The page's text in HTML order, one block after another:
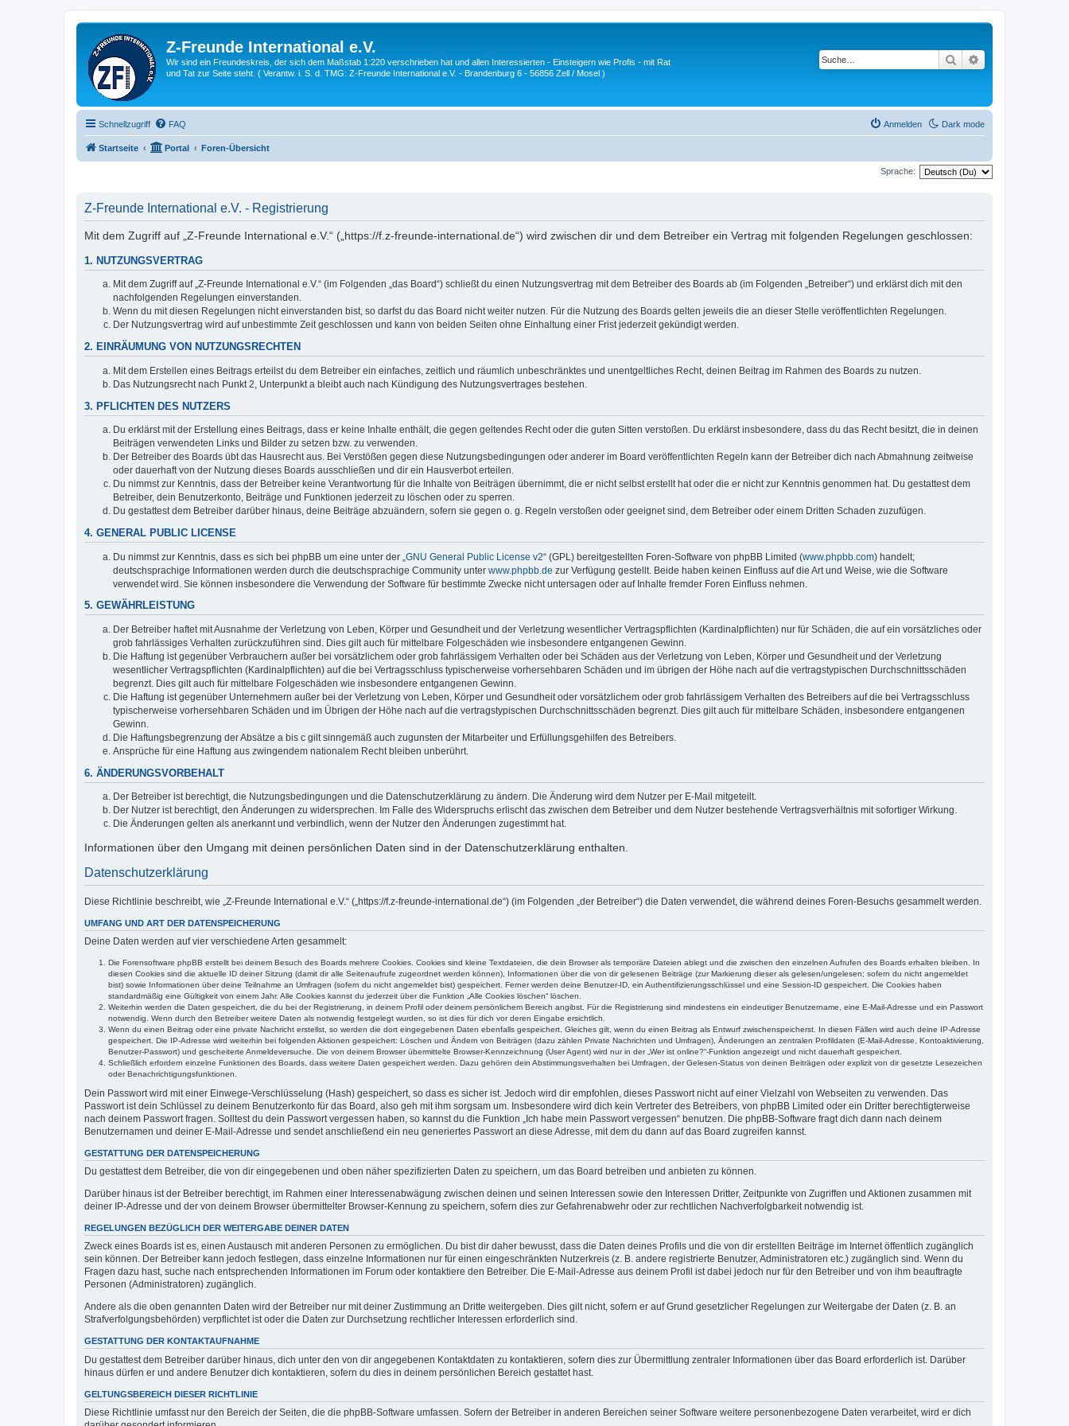
Z-Freunde International e.V.
Wir sind ein Freundeskreis, der sich dem Maßstab 1:220 verschrieben hat und allen Interessierten - Einsteigern wie Profis - mit Rat
und Tat zur Seite steht. ( Verantw. i. S. d. TMG: Z-Freunde International e.V. - Brandenburg 6 - 56856 Zell / Mosel )
Suche
Schnellzugriff Dark mode
FAQ Anmelden
Startseite Portal Foren-Übersicht
Sprache:
Z-Freunde International e.V. - Registrierung
Mit dem Zugriff auf „Z-Freunde International e.V.“ („https://f.z-freunde-international.de“) wird zwischen dir und dem Betreiber ein Vertrag mit folgenden Regelungen geschlossen:
1. NUTZUNGSVERTRAG
Mit dem Zugriff auf „Z-Freunde International e.V.“ (im Folgenden „das Board“) schließt du einen Nutzungsvertrag mit dem Betreiber des Boards ab (im Folgenden „Betreiber“) und erklärst dich mit den
nachfolgenden Regelungen einverstanden.
Wenn du mit diesen Regelungen nicht einverstanden bist, so darfst du das Board nicht weiter nutzen. Für die Nutzung des Boards gelten jeweils die an dieser Stelle veröffentlichten Regelungen.
Der Nutzungsvertrag wird auf unbestimmte Zeit geschlossen und kann von beiden Seiten ohne Einhaltung einer Frist jederzeit gekündigt werden.
2. EINRÄUMUNG VON NUTZUNGSRECHTEN
Mit dem Erstellen eines Beitrags erteilst du dem Betreiber ein einfaches, zeitlich und räumlich unbeschränktes und unentgeltliches Recht, deinen Beitrag im Rahmen des Boards zu nutzen.
Das Nutzungsrecht nach Punkt 2, Unterpunkt a bleibt auch nach Kündigung des Nutzungsvertrages bestehen.
3. PFLICHTEN DES NUTZERS
Du erklärst mit der Erstellung eines Beitrags, dass er keine Inhalte enthält, die gegen geltendes Recht oder die guten Sitten verstoßen. Du erklärst insbesondere, dass du das Recht besitzt, die in deinen
Beiträgen verwendeten Links und Bilder zu setzen bzw. zu verwenden.
Der Betreiber des Boards übt das Hausrecht aus. Bei Verstößen gegen diese Nutzungsbedingungen oder anderer im Board veröffentlichten Regeln kann der Betreiber dich nach Abmahnung zeitweise
oder dauerhaft von der Nutzung dieses Boards ausschließen und dir ein Hausverbot erteilen.
Du nimmst zur Kenntnis, dass der Betreiber keine Verantwortung für die Inhalte von Beiträgen übernimmt, die er nicht selbst erstellt hat oder die er nicht zur Kenntnis genommen hat. Du gestattest dem
Betreiber, dein Benutzerkonto, Beiträge und Funktionen jederzeit zu löschen oder zu sperren.
Du gestattest dem Betreiber darüber hinaus, deine Beiträge abzuändern, sofern sie gegen o. g. Regeln verstoßen oder geeignet sind, dem Betreiber oder einem Dritten Schaden zuzufügen.
4. GENERAL PUBLIC LICENSE
Du nimmst zur Kenntnis, dass es sich bei phpBB um eine unter der „ GNU General Public License v2“ (GPL) bereitgestellten Foren-Software von phpBB Limited (www.phpbb.com) handelt;
deutschsprachige Informationen werden durch die deutschsprachige Community unter www.phpbb.de zur Verfügung gestellt. Beide haben keinen Einfluss auf die Art und Weise, wie die Software
verwendet wird. Sie können insbesondere die Verwendung der Software für bestimmte Zwecke nicht untersagen oder auf Inhalte fremder Foren Einfluss nehmen.
5. GEWÄHRLEISTUNG
Der Betreiber haftet mit Ausnahme der Verletzung von Leben, Körper und Gesundheit und der Verletzung wesentlicher Vertragspflichten (Kardinalpflichten) nur für Schäden, die auf ein vorsätzliches oder
grob fahrlässiges Verhalten zurückzuführen sind. Dies gilt auch für mittelbare Folgeschäden wie insbesondere entgangenen Gewinn.
Die Haftung ist gegenüber Verbrauchern außer bei vorsätzlichem oder grob fahrlässigem Verhalten oder bei Schäden aus der Verletzung von Leben, Körper und Gesundheit und der Verletzung
wesentlicher Vertragspflichten (Kardinalpflichten) auf die bei Vertragsschluss typischerweise vorhersehbaren Schäden und im übrigen der Höhe nach auf die vertragstypischen Durchschnittsschäden
begrenzt. Dies gilt auch für mittelbare Folgeschäden wie insbesondere entgangenen Gewinn.
Die Haftung ist gegenüber Unternehmern außer bei der Verletzung von Leben, Körper und Gesundheit oder vorsätzlichem oder grob fahrlässigem Verhalten des Betreibers auf die bei Vertragsschluss
typischerweise vorhersehbaren Schäden und im Übrigen der Höhe nach auf die vertragstypischen Durchschnittsschäden begrenzt. Dies gilt auch für mittelbare Schäden, insbesondere entgangenen
Gewinn.
Die Haftungsbegrenzung der Absätze a bis c gilt sinngemäß auch zugunsten der Mitarbeiter und Erfüllungsgehilfen des Betreibers.
Ansprüche für eine Haftung aus zwingendem nationalem Recht bleiben unberührt.
6. ÄNDERUNGSVORBEHALT
Der Betreiber ist berechtigt, die Nutzungsbedingungen und die Datenschutzerklärung zu ändern. Die Änderung wird dem Nutzer per E-Mail mitgeteilt.
Der Nutzer ist berechtigt, den Änderungen zu widersprechen. Im Falle des Widerspruchs erlischt das zwischen dem Betreiber und dem Nutzer bestehende Vertragsverhältnis mit sofortiger Wirkung.
Die Änderungen gelten als anerkannt und verbindlich, wenn der Nutzer den Änderungen zugestimmt hat.
Informationen über den Umgang mit deinen persönlichen Daten sind in der Datenschutzerklärung enthalten.
Datenschutzerklärung
Diese Richtlinie beschreibt, wie „Z-Freunde International e.V.“ („https://f.z-freunde-international.de“) (im Folgenden „der Betreiber“) die Daten verwendet, die während deines Foren-Besuchs gesammelt werden.
UMFANG UND ART DER DATENSPEICHERUNG
Deine Daten werden auf vier verschiedene Arten gesammelt:
Die Forensoftware phpBB erstellt bei deinem Besuch des Boards mehrere Cookies. Cookies sind kleine Textdateien, die dein Browser als temporäre Dateien ablegt und die zwischen den einzelnen Aufrufen des Boards erhalten bleiben. In
diesen Cookies sind die aktuelle ID deiner Sitzung (damit dir alle Seitenaufrufe zugeordnet werden können), Informationen über die von dir gelesenen Beiträge (zur Markierung dieser als gelesen/ungelesen; sofern du nicht angemeldet
bist) sowie Informationen über deine Teilnahme an Umfragen (sofern du nicht angemeldet bist) gespeichert. Ferner werden deine Benutzer-ID, ein Authentifizierungsschlüssel und eine Session-ID gespeichert. Die Cookies haben
standardmäßig eine Gültigkeit von einem Jahr. Alle Cookies kannst du jederzeit über die Funktion „Alle Cookies löschen“ löschen.
Weiterhin werden die Daten gespeichert, die du bei der Registrierung, in deinem Profil oder deinem persönlichem Bereich angibst. Für die Registrierung sind mindestens ein eindeutiger Benutzername, eine E-Mail-Adresse und ein Passwort
notwendig. Wenn durch den Betreiber weitere Daten als notwendig festgelegt wurden, so ist dies für dich vor deren Eingabe ersichtlich.
Wenn du einen Beitrag oder eine private Nachricht erstellst, so werden die dort eingegebenen Daten ebenfalls gespeichert. Gleiches gilt, wenn du einen Beitrag als Entwurf zwischenspeicherst. In diesen Fällen wird auch deine IP-Adresse
gespeichert. Die IP-Adresse wird weiterhin bei folgenden Aktionen gespeichert: Löschen und Ändern von Beiträgen (dazu zählen Private Nachrichten und Umfragen), Änderungen an zentralen Profildaten (E-Mail-Adresse, Kontoaktivierung,
Benutzer-Passwort) und gescheiterte Anmeldeversuche. Die von deinem Browser übermittelte Browser-Kennzeichnung (User Agent) wird nur in der „Wer ist online?“-Funktion angezeigt und nicht dauerhaft gespeichert.
Schließlich erfordern einzelne Funktionen des Boards, dass weitere Daten gespeichert werden. Dazu gehören dein Abstimmungsverhalten bei Umfragen, der Gelesen-Status von deinen Beiträgen oder explizit von dir gesetzte Lesezeichen
oder Benachrichtigungsfunktionen.
Dein Passwort wird mit einer Einwege-Verschlüsselung (Hash) gespeichert, so dass es sicher ist. Jedoch wird dir empfohlen, dieses Passwort nicht auf einer Vielzahl von Webseiten zu verwenden. Das
Passwort ist dein Schlüssel zu deinem Benutzerkonto für das Board, also geh mit ihm sorgsam um. Insbesondere wird dich kein Vertreter des Betreibers, von phpBB Limited oder ein Dritter berechtigterweise
nach deinem Passwort fragen. Solltest du dein Passwort vergessen haben, so kannst du die Funktion „Ich habe mein Passwort vergessen“ benutzen. Die phpBB-Software fragt dich dann nach deinem
Benutzernamen und deiner E-Mail-Adresse und sendet anschließend ein neu generiertes Passwort an diese Adresse, mit dem du dann auf das Board zugreifen kannst.
GESTATTUNG DER DATENSPEICHERUNG
Du gestattest dem Betreiber, die von dir eingegebenen und oben näher spezifizierten Daten zu speichern, um das Board betreiben und anbieten zu können.
Darüber hinaus ist der Betreiber berechtigt, im Rahmen einer Interessenabwägung zwischen deinen und seinen Interessen sowie den Interessen Dritter, Zeitpunkte von Zugriffen und Aktionen zusammen mit
deiner IP-Adresse und der von deinem Browser übermittelter Browser-Kennung zu speichern, sofern dies zur Gefahrenabwehr oder zur rechtlichen Nachverfolgbarkeit notwendig ist.
REGELUNGEN BEZÜGLICH DER WEITERGABE DEINER DATEN
Zweck eines Boards ist es, einen Austausch mit anderen Personen zu ermöglichen. Du bist dir daher bewusst, dass die Daten deines Profils und die von dir erstellten Beiträge im Internet öffentlich zugänglich
sein können. Der Betreiber kann jedoch festlegen, dass einzelne Informationen nur für einen eingeschränkten Nutzerkreis (z. B. andere registrierte Benutzer, Administratoren etc.) zugänglich sind. Wenn du
Fragen dazu hast, suche nach entsprechenden Informationen im Forum oder kontaktiere den Betreiber. Die E-Mail-Adresse aus deinem Profil ist dabei jedoch nur für den Betreiber und von ihm beauftragte
Personen (Administratoren) zugänglich.
Andere als die oben genannten Daten wird der Betreiber nur mit deiner Zustimmung an Dritte weitergeben. Dies gilt nicht, sofern er auf Grund gesetzlicher Regelungen zur Weitergabe der Daten (z. B. an
Strafverfolgungsbehörden) verpflichtet ist oder die Daten zur Durchsetzung rechtlicher Interessen erforderlich sind.
GESTATTUNG DER KONTAKTAUFNAHME
Du gestattest dem Betreiber darüber hinaus, dich unter den von dir angegebenen Kontaktdaten zu kontaktieren, sofern dies zur Übermittlung zentraler Informationen über das Board erforderlich ist. Darüber
hinaus dürfen er und andere Benutzer dich kontaktieren, sofern du dies in deinem persönlichen Bereich gestattet hast.
GELTUNGSBEREICH DIESER RICHTLINIE
Diese Richtlinie umfasst nur den Bereich der Seiten, die die phpBB-Software umfassen. Sofern der Betreiber in anderen Bereichen seiner Software weitere personenbezogene Daten verarbeitet, wird er dich